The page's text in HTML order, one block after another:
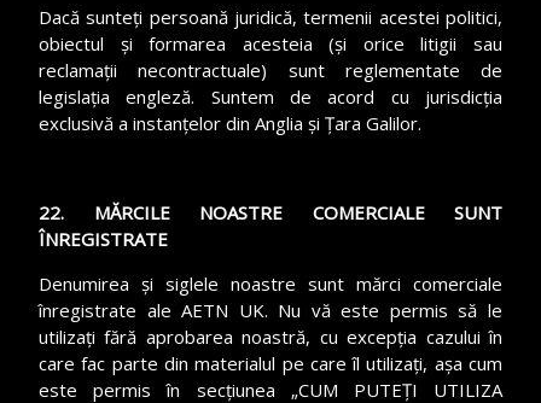
Dacă sunteți persoană juridică, termenii acestei politici,
obiectul și formarea acesteia (și orice litigii sau
reclamații necontractuale) sunt reglementate de
legislația engleză. Suntem de acord cu jurisdicția
exclusivă a instanțelor din Anglia și Țara Galilor.
22. MĂRCILE NOASTRE COMERCIALE SUNT
ÎNREGISTRATE
Denumirea și siglele noastre sunt mărci comerciale
înregistrate ale AETN UK. Nu vă este permis să le
utilizați fără aprobarea noastră, cu excepția cazului în
care fac parte din materialul pe care îl utilizați, așa cum
este permis în secțiunea „CUM PUTEȚI UTILIZA